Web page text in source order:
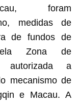
foram
medidas de
de fundos de
Zona de
autorizada a
mecanismo de
e Macau. A